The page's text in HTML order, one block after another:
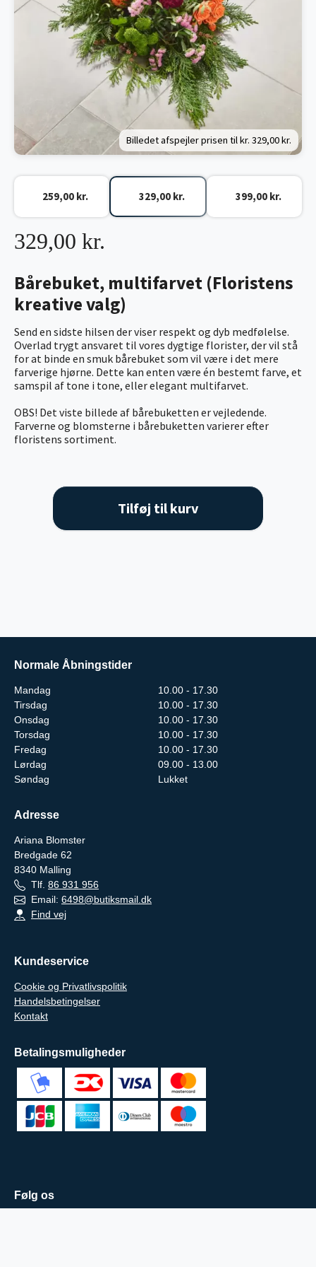
Billedet afspejler prisen til kr. 329,00 kr.
Bårebuket, multifarvet (Floristens
kreative valg)
Send en sidste hilsen der viser respekt og dyb medfølelse.
Overlad trygt ansvaret til vores dygtige florister, der vil stå
for at binde en smuk bårebuket som vil være i det mere
farverige hjørne. Dette kan enten være én bestemt farve, et
samspil af tone i tone, eller elegant multifarvet.
OBS! Det viste billede af bårebuketten er vejledende.
Farverne og blomsterne i bårebuketten varierer efter
floristens sortiment.
329,00 kr.
259,00 kr. 329,00 kr. 399,00 kr.
Tilføj til kurv
Normale Åbningstider
Mandag
10.00 - 17.30
Tirsdag
10.00 - 17.30
Onsdag
10.00 - 17.30
Torsdag
10.00 - 17.30
Fredag
10.00 - 17.30
Lørdag
09.00 - 13.00
Søndag
Lukket
Adresse
Ariana Blomster
Bredgade 62
8340 Malling
Tlf. 86 931 956
Email: 6498@butiksmail.dk
Find vej
Kundeservice
Cookie og Privatlivspolitik
Handelsbetingelser
Kontakt
Betalingsmuligheder
Følg os